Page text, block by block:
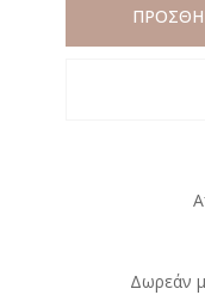
Δωρεάν